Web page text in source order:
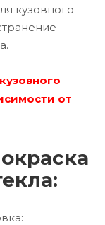
кузовного
от